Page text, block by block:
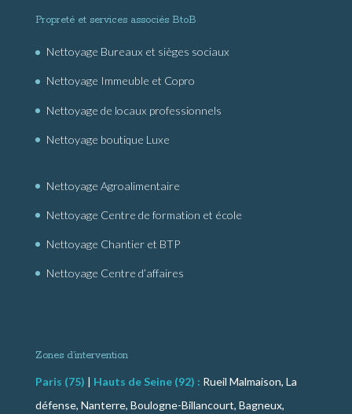
Propreté et services associés BtoB
Nettoyage Bureaux et sièges sociaux
Nettoyage Immeuble et Copro
Nettoyage de locaux professionnels
Nettoyage boutique Luxe
Nettoyage Agroalimentaire
Nettoyage Centre de formation et école
Nettoyage Chantier et BTP
Nettoyage Centre d’affaires
Zones d’intervention
Paris (75) | Hauts de Seine (92) : Rueil Malmaison, La
défense, Nanterre, Boulogne-Billancourt, Bagneux,